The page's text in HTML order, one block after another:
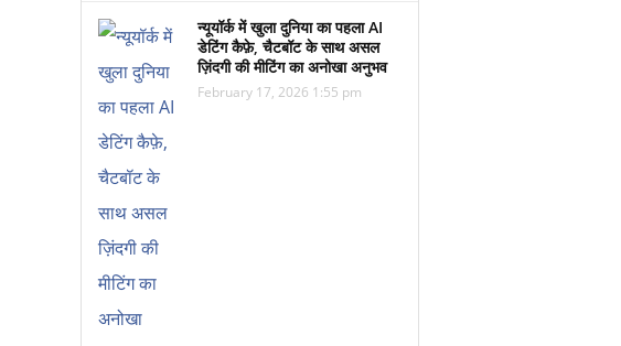
न्यूयॉर्क में खुला दुनिया का पहला AI
डेटिंग कैफ़े, चैटबॉट के साथ असल
ज़िंदगी की मीटिंग का अनोखा अनुभव
February 17, 2026 1:55 pm